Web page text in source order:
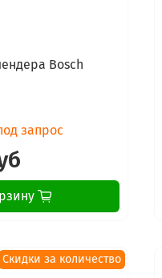
Bosch
запрос
Скидки за количество